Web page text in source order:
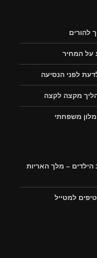
להורים
על המחיר
לפני הנסיעה
מקצה לקצה
משפחתי
– מלך האריות
למטייל